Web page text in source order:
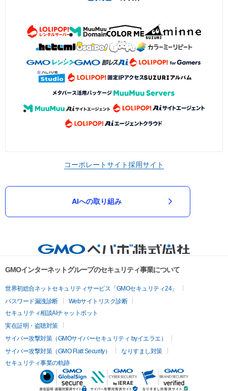
コーポレートサイト採用サイト
AIへの取り組み
GMOインターネットグループのセキュリティ事業について
世界初総合ネットセキュリティサービス「GMOセキュリティ24」
パスワード漏洩診断
Webサイトリスク診断
セキュリティ相談AIチャットボット
実在証明・盗聴対策
サイバー攻撃対策（GMOサイバーセキュリティ byイエラエ）
サイバー攻撃対策（GMO Flatt Security）
なりすまし対策
セキュリティ事業の軌跡